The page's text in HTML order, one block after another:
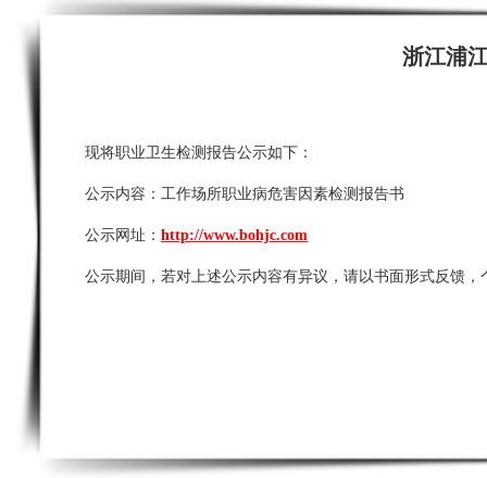
浙江浦
现将职业卫生检测报告公示如下：
公示内容： 工作场所职业病危害因素检测报告书
公示网址： http://www.bohjc.com
公示期间，若对上述公示内容有异议，请以书面形式反馈，